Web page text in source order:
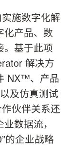
施数字化解
化产品、数
。基于此项
解决方
NX™、产品
及仿真测试
伙伴关系还
数据流，
的企业战略